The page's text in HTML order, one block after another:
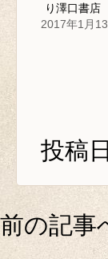
り澤口書店
2017年1月
投稿
前の記事